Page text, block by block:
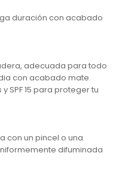
duración con acabado
adecuada para todo
con acabado mate.
SPF 15 para proteger tu
con un pincel o una
difuminada